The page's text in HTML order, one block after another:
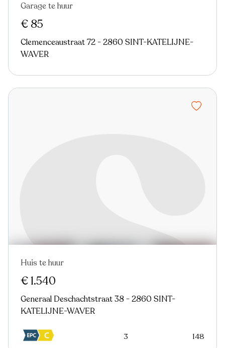
Nieuw
Garage te huur
€ 85
Clemenceaustraat 72 - 2860 SINT-KATELIJNE-
WAVER
Nieuw
Huis te huur
€ 1.540
Generaal Deschachtstraat 38 - 2860 SINT-
KATELIJNE-WAVER
3 148